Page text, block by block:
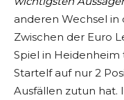
anderen Wechsel
Zwischen der Euro
Spiel in Heidenheim
Startelf auf nur 2
Ausfällen zutun hat.